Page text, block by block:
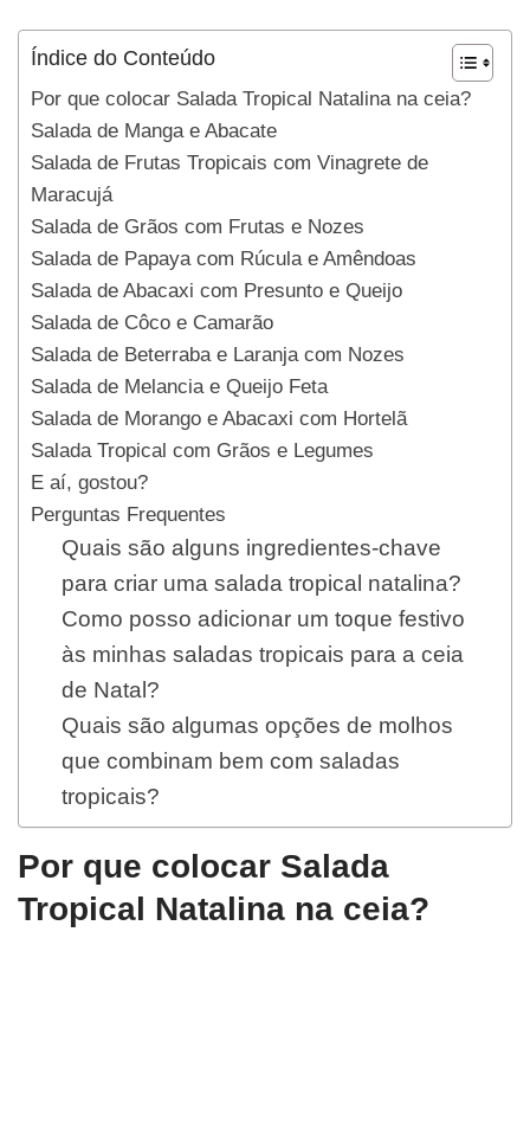
Índice do Conteúdo
Por que colocar Salada Tropical Natalina na ceia?
Salada de Manga e Abacate
Salada de Frutas Tropicais com Vinagrete de
Maracujá
Salada de Grãos com Frutas e Nozes
Salada de Papaya com Rúcula e Amêndoas
Salada de Abacaxi com Presunto e Queijo
Salada de Côco e Camarão
Salada de Beterraba e Laranja com Nozes
Salada de Melancia e Queijo Feta
Salada de Morango e Abacaxi com Hortelã
Salada Tropical com Grãos e Legumes
E aí, gostou?
Perguntas Frequentes
Quais são alguns ingredientes-chave
para criar uma salada tropical natalina?
Como posso adicionar um toque festivo
às minhas saladas tropicais para a ceia
de Natal?
Quais são algumas opções de molhos
que combinam bem com saladas
tropicais?
Por que colocar Salada
Tropical Natalina na ceia?